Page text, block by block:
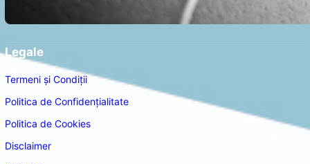
Legale
Termeni și Condiții
Politica de Confidențialitate
Politica de Cookies
Disclaimer